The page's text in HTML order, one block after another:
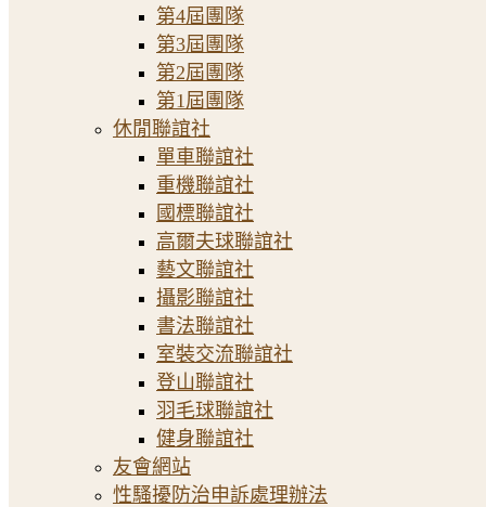
第4屆團隊
第3屆團隊
第2屆團隊
第1屆團隊
休閒聯誼社
單車聯誼社
重機聯誼社
國標聯誼社
高爾夫球聯誼社
藝文聯誼社
攝影聯誼社
書法聯誼社
室裝交流聯誼社
登山聯誼社
羽毛球聯誼社
健身聯誼社
友會網站
性騷擾防治申訴處理辦法